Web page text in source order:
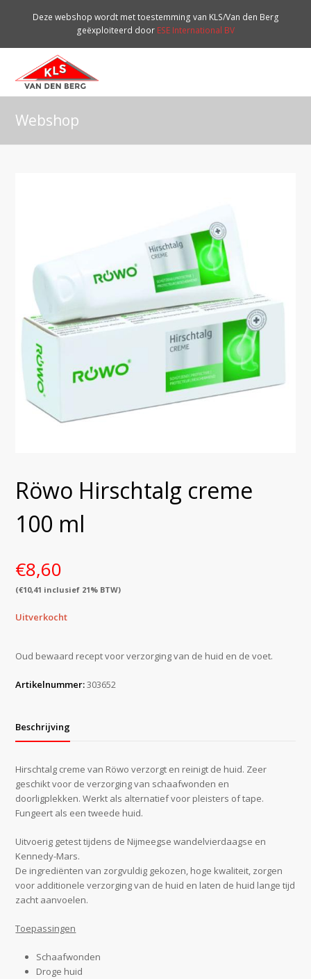
Deze webshop wordt met toestemming van KLS/Van den Berg
geëxploiteerd door ESE International BV
Webshop
Röwo Hirschtalg creme
100 ml
€8,60
(€10,41 inclusief 21% BTW)
Uitverkocht
Oud bewaard recept voor verzorging van de huid en de voet.
Artikelnummer:303652
Beschrijving
Hirschtalg creme van Röwo verzorgt en reinigt de huid. Zeer
geschikt voor de verzorging van schaafwonden en
doorligplekken. Werkt als alternatief voor pleisters of tape.
Fungeert als een tweede huid.
Uitvoerig getest tijdens de Nijmeegse wandelvierdaagse en
Kennedy-Mars.
De ingrediënten van zorgvuldig gekozen, hoge kwaliteit, zorgen
voor additionele verzorging van de huid en laten de huid lange tijd
zacht aanvoelen.
Toepassingen
Schaafwonden
Droge huid